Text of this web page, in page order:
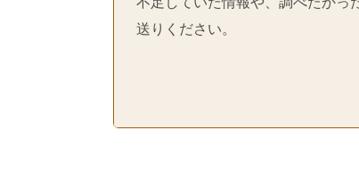
送りください。